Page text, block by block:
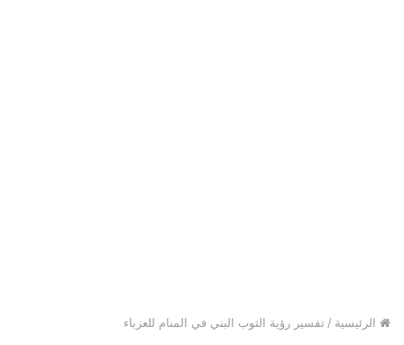
الرئيسية / تفسير رؤية الثوب البني في المنام للعزباء